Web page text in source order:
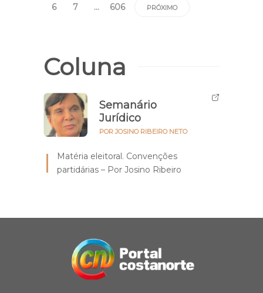
6 7 … 606 PRÓXIMO
Coluna
Semanário
Jurídico
POR JOSINO RIBEIRO NETO
Matéria eleitoral. Convenções
partidárias – Por Josino Ribeiro